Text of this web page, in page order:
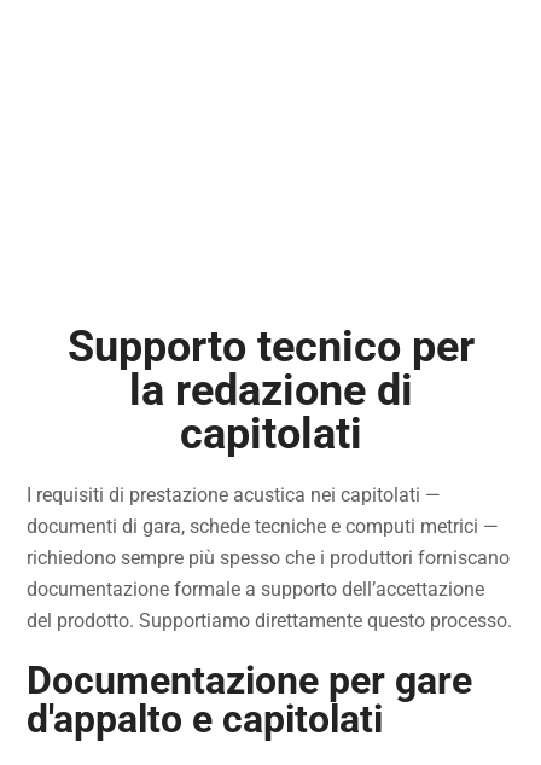
Supporto tecnico per
la redazione di
capitolati
I requisiti di prestazione acustica nei capitolati —
documenti di gara, schede tecniche e computi metrici —
richiedono sempre più spesso che i produttori forniscano
documentazione formale a supporto dell’accettazione
del prodotto. Supportiamo direttamente questo processo.
Documentazione per gare
d'appalto e capitolati